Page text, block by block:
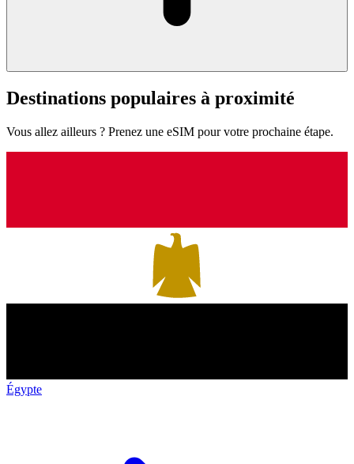
Destinations populaires à proximité
Vous allez ailleurs ? Prenez une eSIM pour votre prochaine étape.
Égypte